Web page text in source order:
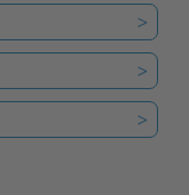
>
>
>